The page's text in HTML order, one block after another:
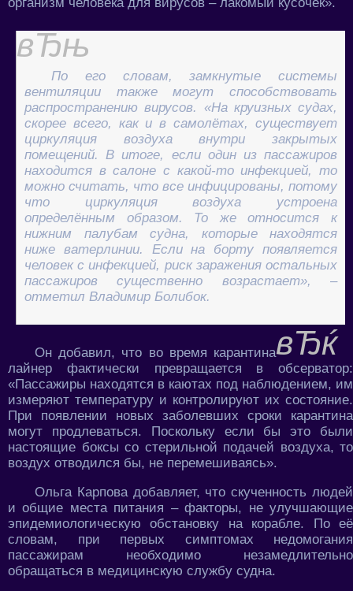
По его словам, замкнутые системы
вентиляции также могут способствовать
распространению вирусов. «На круизных судах,
скорее всего, как и в самолётах, существует
циркуляция воздуха внутри закрытых
помещений. В итоге, если один из пассажиров
находится в салоне с какой-то инфекцией, то
можно считать, что все инфицированы, потому
что циркуляция воздуха устроена
определённым образом. То же относится к
нижним палубам судна, которые находятся
ниже ватерлинии. Если на борту появляется
человек с инфекцией, риск заражения остальных
пассажиров существенно возрастает», –
отметил Владимир Болибок.
Он добавил, что во время карантина
лайнер фактически превращается в обсерватор:
«Пассажиры находятся в каютах под наблюдением, им
измеряют температуру и контролируют их состояние.
При появлении новых заболевших сроки карантина
могут продлеваться. Поскольку если бы это были
настоящие боксы со стерильной подачей воздуха, то
воздух отводился бы, не перемешиваясь».
Ольга Карпова добавляет, что скученность людей
и общие места питания – факторы, не улучшающие
эпидемиологическую обстановку на корабле. По её
словам, при первых симптомах недомогания
пассажирам необходимо незамедлительно
обращаться в медицинскую службу судна.